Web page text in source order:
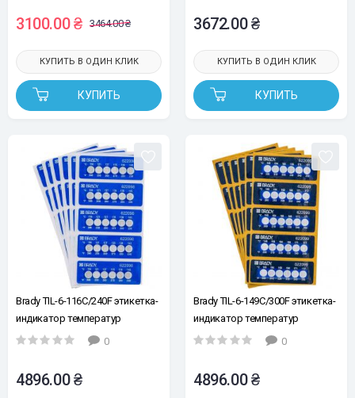
белом, винил, лента для
принтеров BRADY M410 BMP41
M510 BMP51 BMP53 M511
3100.00 ₴ 3464.00 ₴
КУПИТЬ
КУПИТЬ В ОДИН КЛИК
диаметром 3,00 мм – 5,05 мм,
для принтеров Brady M610,
M611, BMP61, M710, BMP71
3672.00 ₴
КУПИТЬ
КУПИТЬ В ОДИН КЛИК
Brady TIL-6-116C/240F этикетка-
индикатор температур
необратимая (1упак/30 шт.)
0
4896.00 ₴
Brady TIL-6-149C/300F этикетка-
индикатор температур
необратимая (1упак/30 шт.)
0
4896.00 ₴